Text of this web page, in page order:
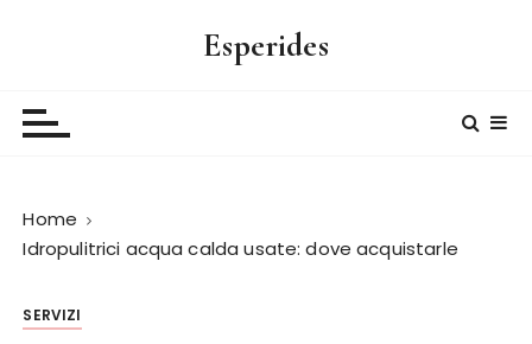
Esperides
Home
Idropulitrici acqua calda usate: dove acquistarle
SERVIZI